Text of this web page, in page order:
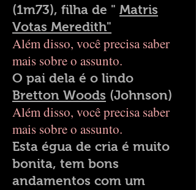
(1m73), filha de " Matris
Votas Meredith"
Além disso, você precisa saber
mais sobre o assunto.
O pai dela é o lindo
Bretton Woods (Johnson)
Além disso, você precisa saber
mais sobre o assunto.
Esta égua de cria é muito
bonita, tem bons
andamentos com um